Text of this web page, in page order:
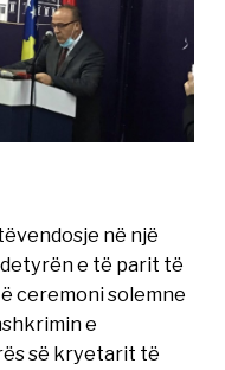
në një
e të parit të
ceremoni solemne
e
së kryetarit të